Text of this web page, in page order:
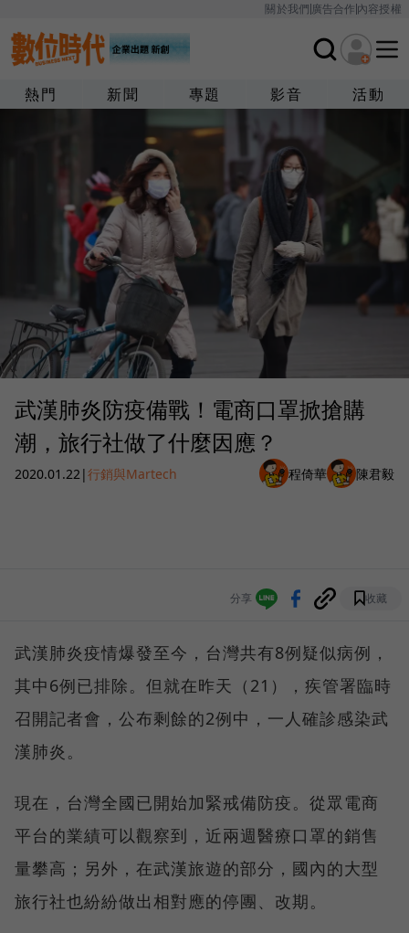
關於我們廣告合作內容授權
熱門 新聞 專題 影音 活動
武漢肺炎防疫備戰！電商口罩掀搶購
潮，旅行社做了什麼因應？
2020.01.22|行銷與Martech 程倚華 陳君毅
分享 收藏
武漢肺炎疫情爆發至今，台灣共有8例疑似病例，
其中6例已排除。但就在昨天（21），疾管署臨時
召開記者會，公布剩餘的2例中，一人確診感染武
漢肺炎。
現在，台灣全國已開始加緊戒備防疫。從眾電商
平台的業績可以觀察到，近兩週醫療口罩的銷售
量攀高；另外，在武漢旅遊的部分，國內的大型
旅行社也紛紛做出相對應的停團、改期。